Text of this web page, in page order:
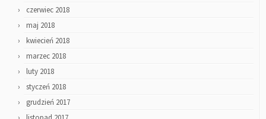
czerwiec 2018
maj 2018
kwiecień 2018
marzec 2018
luty 2018
styczeń 2018
grudzień 2017